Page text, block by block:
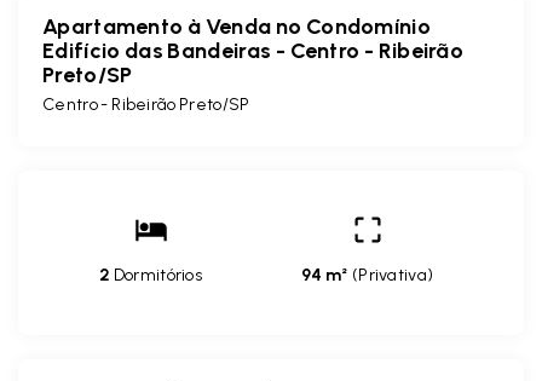
Apartamento à Venda no Condomínio
Edifício das Bandeiras - Centro - Ribeirão
Preto/SP
Centro - Ribeirão Preto/SP
2 Dormitórios 94 m² (Privativa)